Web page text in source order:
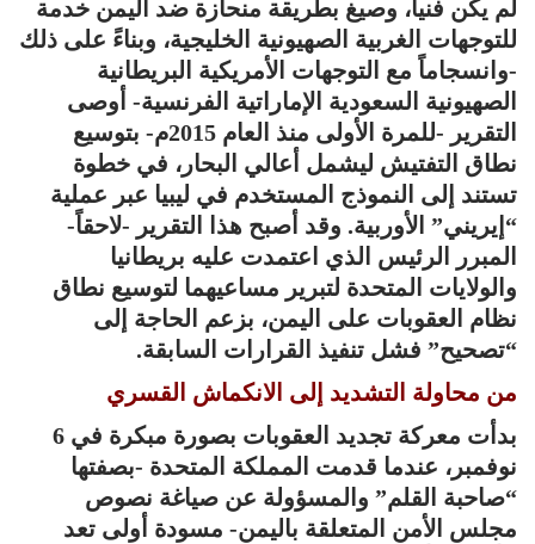
لم يكن فنياً، وصيغ بطريقة منحازة ضد اليمن خدمة
للتوجهات الغربية الصهيونية الخليجية، وبناءً على ذلك
-وانسجاماً مع التوجهات الأمريكية البريطانية
الصهيونية السعودية الإماراتية الفرنسية- أوصى
التقرير -للمرة الأولى منذ العام 2015م- بتوسيع
نطاق التفتيش ليشمل أعالي البحار، في خطوة
تستند إلى النموذج المستخدم في ليبيا عبر عملية
“إيريني” الأوربية. وقد أصبح هذا التقرير -لاحقاً-
المبرر الرئيس الذي اعتمدت عليه بريطانيا
والولايات المتحدة لتبرير مساعيهما لتوسيع نطاق
نظام العقوبات على اليمن، بزعم الحاجة إلى
“تصحيح” فشل تنفيذ القرارات السابقة.
من محاولة التشديد إلى الانكماش القسري
بدأت معركة تجديد العقوبات بصورة مبكرة في 6
نوفمبر، عندما قدمت المملكة المتحدة -بصفتها
“صاحبة القلم” والمسؤولة عن صياغة نصوص
مجلس الأمن المتعلقة باليمن- مسودة أولى تعد